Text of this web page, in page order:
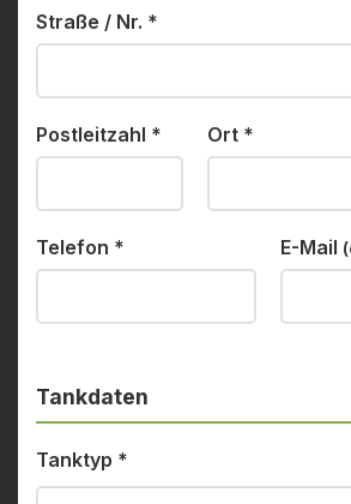
Straße / Nr. *
Postleitzahl * Ort *
Telefon * E-Mail
Tankdaten
Tanktyp *